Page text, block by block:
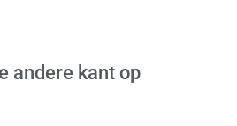
andere kant op